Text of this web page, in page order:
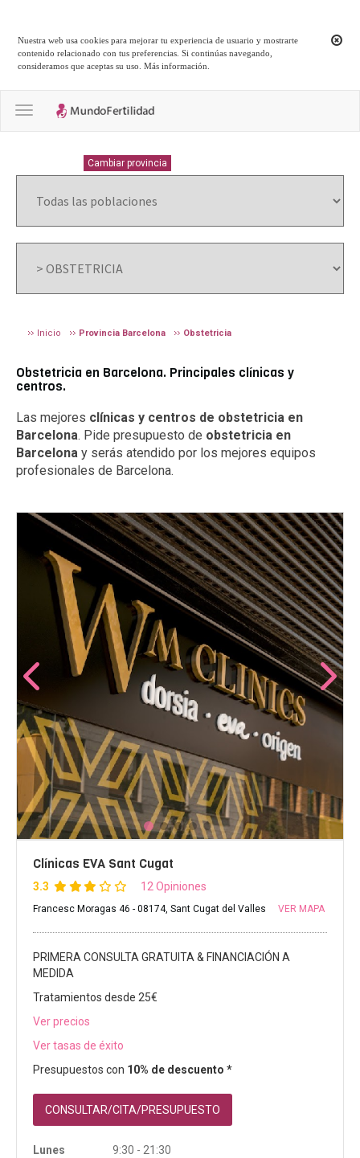
Nuestra web usa cookies para mejorar tu experiencia de usuario y mostrarte
contenido relacionado con tus preferencias. Si continúas navegando,
consideramos que aceptas su uso.Más información
Toggle navigation
Cambiar provincia
Inicio Provincia Barcelona Obstetricia
Obstetricia en Barcelona. Principales clínicas y
centros.
Las mejores clínicas y centros de obstetricia en
Barcelona. Pide presupuesto de obstetricia en
Barcelona y serás atendido por los mejores equipos
profesionales de Barcelona.
Clínicas EVA Sant Cugat
3.3 12 Opiniones
Francesc Moragas 46 - 08174, Sant Cugat del Valles VER MAPA
PRIMERA CONSULTA GRATUITA & FINANCIACIÓN A
MEDIDA
Tratamientos desde 25€
Ver precios
Ver tasas de éxito
Presupuestos con 10% de descuento *
CONSULTAR/CITA/PRESUPUESTO
Lunes
9:30 - 21:30